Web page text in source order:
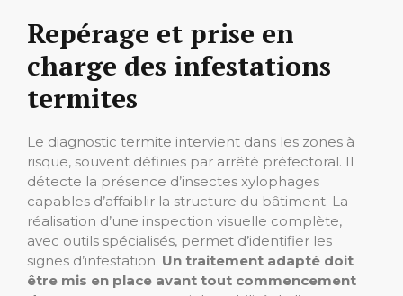
Repérage et prise en
charge des infestations
termites
Le diagnostic termite intervient dans les zones à
risque, souvent définies par arrêté préfectoral. Il
détecte la présence d’insectes xylophages
capables d’affaiblir la structure du bâtiment. La
réalisation d’une inspection visuelle complète,
avec outils spécialisés, permet d’identifier les
signes d’infestation. Un traitement adapté doit
être mis en place avant tout commencement